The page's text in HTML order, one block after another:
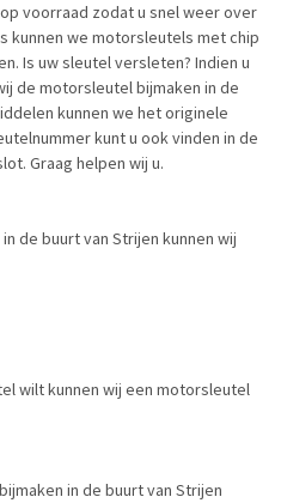
voorraad zodat u snel weer over
kunnen we motorsleutels met chip
Is uw sleutel versleten? Indien u
de motorsleutel bijmaken in de
kunnen we het originele
kunt u ook vinden in de
Graag helpen wij u.
de buurt van Strijen kunnen wij
wilt kunnen wij een motorsleutel
in de buurt van Strijen